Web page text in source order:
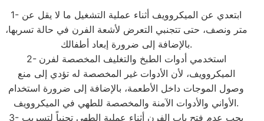
1- ابتعدي عن الميكروويف أثناء عملية التشغيل ما لا يقل عن
متر ونصف، حتى تتجنبي التعرض لأشعة الفرن في حالة تسربها،
بالإضافة إلى ضرورة إبعاد أطفالك.
2- استخدمي أدوات الطبخ والتغليف المخصصة لفرن
الميكروويف، لأن الأدوات غير المخصصة له تؤدي إلى منع
وصول الموجات داخل الأطعمة، بالإضافة إلى ضرورة استخدام
الأواني والأدوات الآمنة والمخصصة للطهي في الميكروويف.
3- يجب عدم فتح باب الفرن أثناء عملية الطهي تجنباً لتسريب